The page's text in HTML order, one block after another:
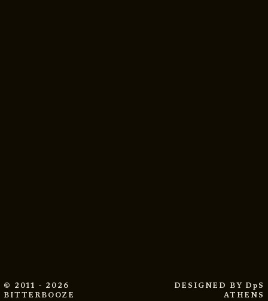
© 2011 - 2026
BITTERBOOZE
DESIGNED BY DpS
ATHENS